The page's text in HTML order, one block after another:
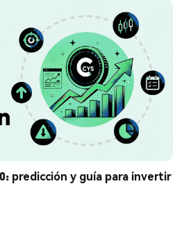
predicción y guía para invertir